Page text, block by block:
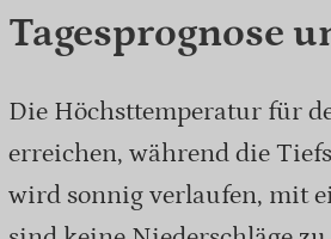
Tagesprognose
Die Höchsttemperatur für
erreichen, während die
wird sonnig verlaufen, mit